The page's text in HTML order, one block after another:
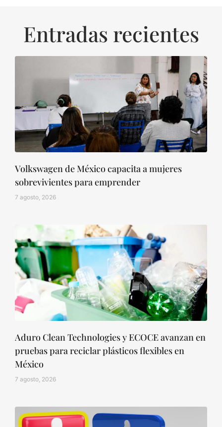
Entradas recientes
Volkswagen de México capacita a mujeres
sobrevivientes para emprender
7 agosto, 2026
Aduro Clean Technologies y ECOCE avanzan en
pruebas para reciclar plásticos flexibles en
México
7 agosto, 2026